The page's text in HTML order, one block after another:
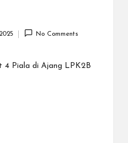
No Comments